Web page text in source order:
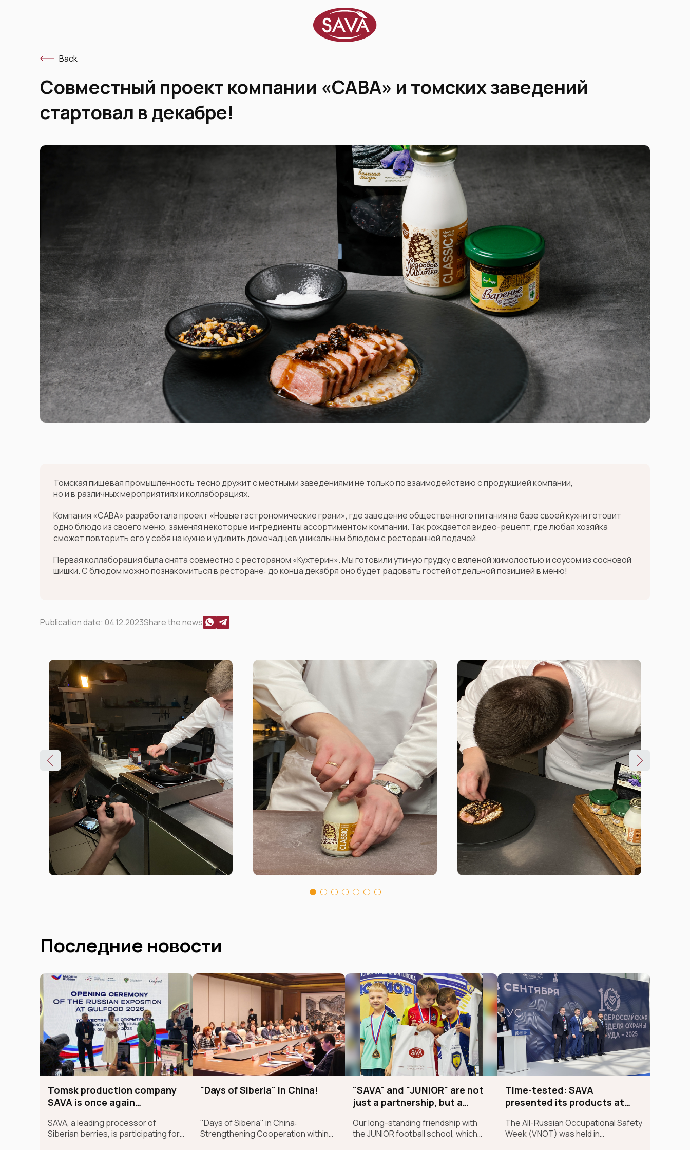
Back
Совместный проект компании «САВА» и томских заведений
стартовал в декабре!
Томская пищевая промышленность тесно дружит с местными заведениями не только по взаимодействию с продукцией компании,
но и в различных мероприятиях и коллаборациях.
Компания «САВА» разработала проект «Новые гастрономические грани», где заведение общественного питания на базе своей кухни готовит
одно блюдо из своего меню, заменяя некоторые ингредиенты ассортиментом компании. Так рождается видео-рецепт, где любая хозяйка
сможет повторить его у себя на кухне и удивить домочадцев уникальным блюдом с ресторанной подачей.
Первая коллаборация была снята совместно с рестораном «Кухтерин». Мы готовили утиную грудку с вяленой жимолостью и соусом из сосновой
шишки. С блюдом можно познакомиться в ресторане: до конца декабря оно будет радовать гостей отдельной позицией в меню!
Publication date: 04.12.2023Share the news
Последние новости
Tomsk production company
SAVA is once again
SUPERFOODs at the
international GULFOOD
SAVA, a leading processor of
Siberian berries, is participating for
"Days of Siberia" in China!
"Days of Siberia" in China:
Strengthening Cooperation within
"SAVA" and "JUNIOR" are not
just a partnership, but a
champions
Our long-standing friendship with
the JUNIOR football school, which
Time-tested: SAVA
presented its products at
The All-Russian Occupational Safety
Week (VNOT) was held in